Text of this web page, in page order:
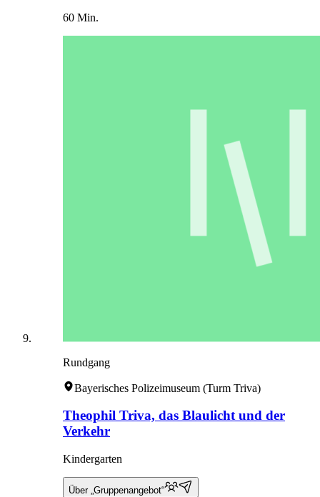
60 Min.
Rundgang
Bayerisches Polizeimuseum (Turm Triva)
Theophil Triva, das Blaulicht und der
Verkehr
Kindergarten
Über „Gruppenangebot“